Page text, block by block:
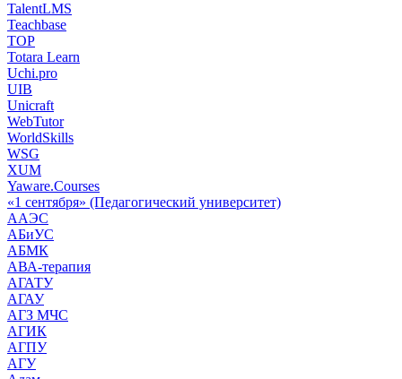
TalentLMS
Teachbase
TOP
Totara Learn
Uchi.pro
UIB
Unicraft
WebTutor
WorldSkills
WSG
XUM
Yaware.Courses
«1 сентября» (Педагогический университет)
ААЭС
АБиУС
АБМК
АВА-терапия
АГАТУ
АГАУ
АГЗ МЧС
АГИК
АГПУ
АГУ